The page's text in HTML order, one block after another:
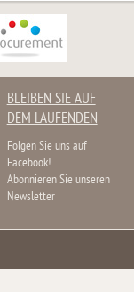
BLEIBEN SIE AUF
DEM LAUFENDEN
Folgen Sie uns auf
Facebook!
Abonnieren Sie unseren
Newsletter